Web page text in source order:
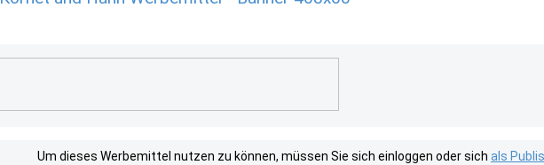
Um dieses Werbemittel nutzen zu können, müssen Sie sich einloggen oder sich als